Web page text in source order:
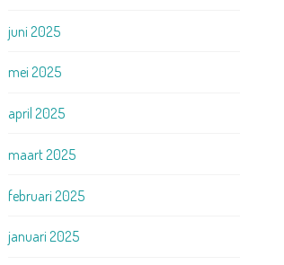
juni 2025
mei 2025
april 2025
maart 2025
februari 2025
januari 2025